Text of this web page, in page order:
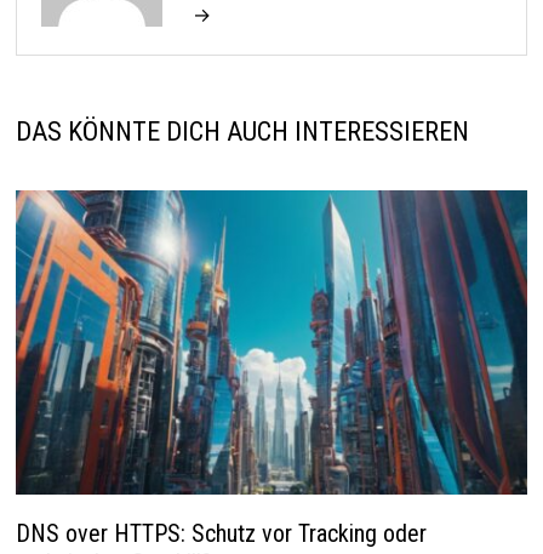
→
DAS KÖNNTE DICH AUCH INTERESSIEREN
DNS over HTTPS: Schutz vor Tracking oder